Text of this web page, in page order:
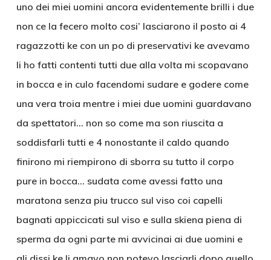
uno dei miei uomini ancora evidentemente brilli i due
non ce la fecero molto cosi’ lasciarono il posto ai 4
ragazzotti ke con un po di preservativi ke avevamo
li ho fatti contenti tutti due alla volta mi scopavano
in bocca e in culo facendomi sudare e godere come
una vera troia mentre i miei due uomini guardavano
da spettatori… non so come ma son riuscita a
soddisfarli tutti e 4 nonostante il caldo quando
finirono mi riempirono di sborra su tutto il corpo
pure in bocca… sudata come avessi fatto una
maratona senza piu trucco sul viso coi capelli
bagnati appiccicati sul viso e sulla skiena piena di
sperma da ogni parte mi avvicinai ai due uomini e